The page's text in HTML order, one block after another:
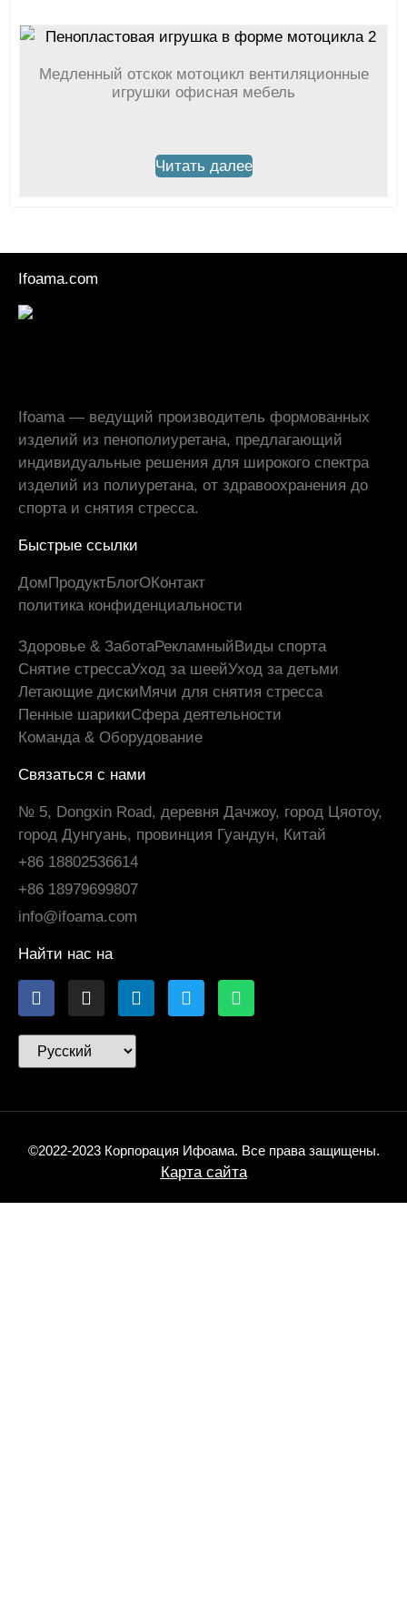
Медленный отскок мотоцикл вентиляционные
игрушки офисная мебель
Читать далее
Ifoama.com
Ifoama — ведущий производитель формованных
изделий из пенополиуретана, предлагающий
индивидуальные решения для широкого спектра
изделий из полиуретана, от здравоохранения до
спорта и снятия стресса.
Быстрые ссылки
ДомПродуктБлогОКонтакт
политика конфиденциальности
Здоровье & ЗаботаРекламныйВиды спорта
Снятие стрессаУход за шеейУход за детьми
Летающие дискиМячи для снятия стресса
Пенные шарикиСфера деятельности
Команда & Оборудование
Связаться с нами
№ 5, Dongxin Road, деревня Дачжоу, город Цяотоу,
город Дунгуань, провинция Гуандун, Китай
+86 18802536614
+86 18979699807
info@ifoama.com
Найти нас на
©2022-2023 Корпорация Ифоама. Все права защищены.
Карта сайта